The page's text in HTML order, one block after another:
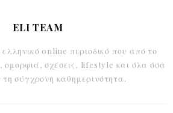
ELI TEAM
online περιοδικό που από το
ομορφιά, σχέσεις, lifestyle και όλα όσα
σύγχρονη καθημερινότητα.